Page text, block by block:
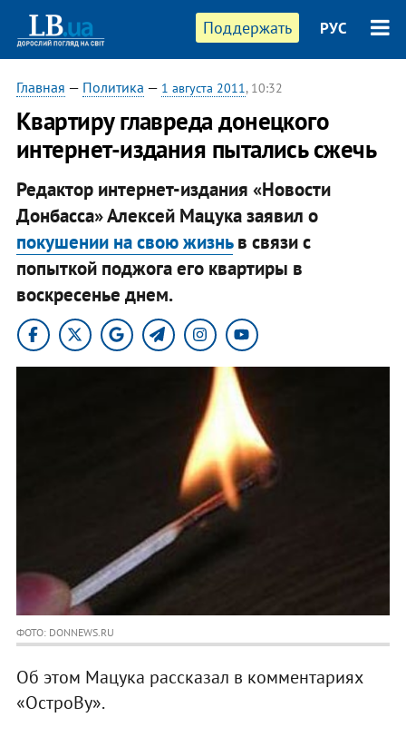
Поддержать РУС
Главная — Политика — 1 августа 2011, 10:32
Квартиру главреда донецкого
интернет-издания пытались сжечь
Редактор интернет-издания «Новости
Донбасса» Алексей Мацука заявил о
покушении на свою жизньв связи с
попыткой поджога его квартиры в
воскресенье днем.
ФОТО: DONNEWS.RU
Об этом Мацука рассказал в комментариях
«ОстроВу».